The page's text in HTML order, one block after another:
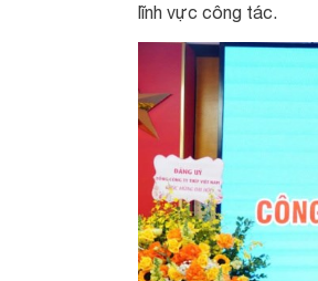
lĩnh vực công tác.